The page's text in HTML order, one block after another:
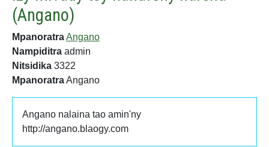
(Angano)
MpanoratraAngano
Nampiditra admin
Nitsidika 3322
MpanoratraAngano
Angano nalaina tao amin'ny
http://angano.blaogy.com